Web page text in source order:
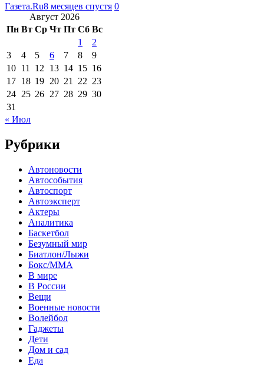
Газета.Ru8 месяцев спустя 0
Август 2026
Пн Вт Ср Чт Пт Сб Вс
1
2
3
4 5 6 7 8
9
10 11 12 13 14 15 16
17 18 19 20 21 22 23
24 25 26 27 28 29 30
31
« Июл
Рубрики
Автоновости
Автособытия
Автоспорт
Автоэксперт
Актеры
Аналитика
Баскетбол
Безумный мир
Биатлон/Лыжи
Бокс/MMA
В мире
В России
Вещи
Военные новости
Волейбол
Гаджеты
Дети
Дом и сад
Еда